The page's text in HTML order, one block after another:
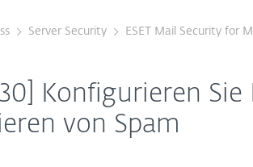
Server Security ESET Mail Security for
Konfigurieren
von Spam